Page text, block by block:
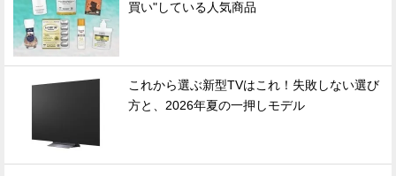
買い"している人気商品
これから選ぶ新型TVはこれ！失敗しない選び
方と、2026年夏の一押しモデル